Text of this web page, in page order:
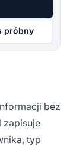
próbny
bez
zapisuje
typ